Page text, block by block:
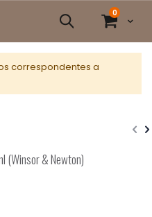
Cart
0itens
Pesquisa
correspondentes a
(Winsor & Newton)